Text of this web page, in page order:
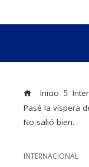
Inicio
Pasé la víspera
No salió bien.
INTERNACIONAL